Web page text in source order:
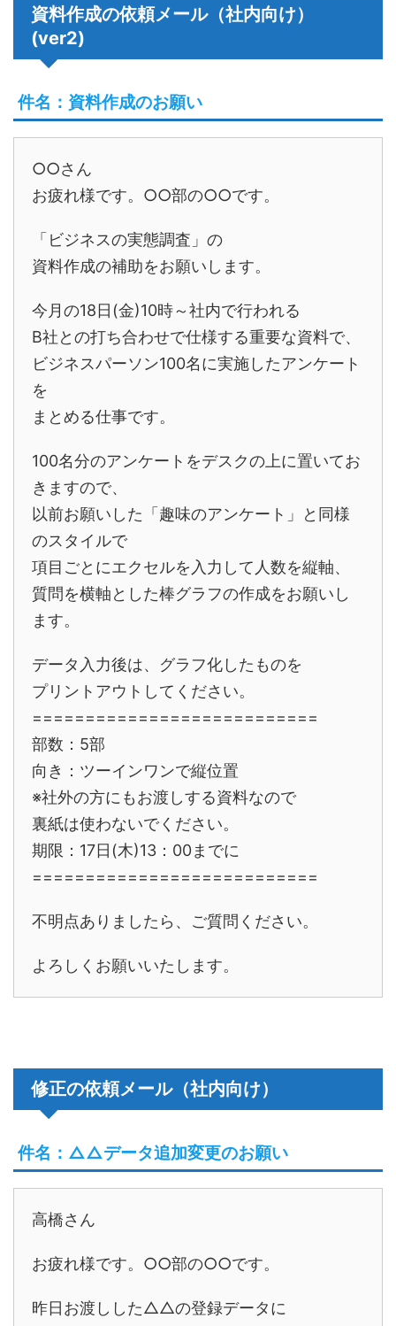
資料作成の依頼メール（社内向け）
(ver2)
件名：資料作成のお願い
○○さん
お疲れ様です。○○部の○○です。
「ビジネスの実態調査」の
資料作成の補助をお願いします。
今月の18日(金)10時～社内で行われる
B社との打ち合わせで仕様する重要な資料で、
ビジネスパーソン100名に実施したアンケート
を
まとめる仕事です。
100名分のアンケートをデスクの上に置いてお
きますので、
以前お願いした「趣味のアンケート」と同様
のスタイルで
項目ごとにエクセルを入力して人数を縦軸、
質問を横軸とした棒グラフの作成をお願いし
ます。
データ入力後は、グラフ化したものを
プリントアウトしてください。
===========================
部数：5部
向き：ツーインワンで縦位置
※社外の方にもお渡しする資料なので
裏紙は使わないでください。
期限：17日(木)13：00までに
===========================
不明点ありましたら、ご質問ください。
よろしくお願いいたします。
修正の依頼メール（社内向け）
件名：△△データ追加変更のお願い
高橋さん
お疲れ様です。○○部の○○です。
昨日お渡しした△△の登録データに